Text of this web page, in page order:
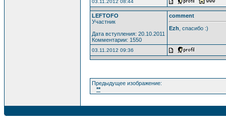
LEFTOFO
Участник
Дата вступления: 20.10.2011
Комментарии: 1550
comment
Ezh , спасибо :)
03.11.2012 09:36
Предыдущее изображение:
**